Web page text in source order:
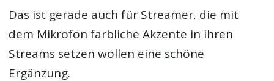
Das ist gerade auch für Streamer, die mit
dem Mikrofon farbliche Akzente in ihren
Streams setzen wollen eine schöne
Ergänzung.